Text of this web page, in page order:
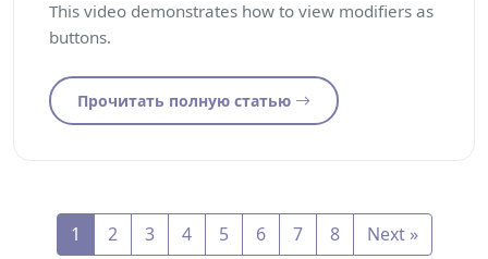
This video demonstrates how to view modifiers as
buttons.
Прочитать полную статью
1 2 3 4 5 6 7 8 Next »